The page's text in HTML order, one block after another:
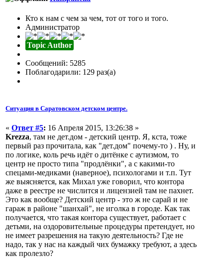
Кто к нам с чем за чем, тот от того и того.
Администратор
Topic Author
Сообщений: 5285
Поблагодарили: 129 раз(а)
Ситуация в Саратовском детском центре.
« Ответ #5: 16 Апреля 2015, 13:26:38 »
Krezza, там не дет.дом - детский центр. Я, кста, тоже
первый раз прочитала, как "дет.дом" почему-то ) . Ну, и
по логике, коль речь идёт о дитёнке с аутизмом, то
центр не просто типа "продлёнки", а с какими-то
спецами-медиками (наверное), психологами и т.п. Тут
же выясняется, как Михал уже говорил, что контора
даже в реестре не числится и лицензией там не пахнет.
Это как вообще? Детский центр - это ж не сарай и не
гараж в районе "шанхай", не иголка в городе. Как так
получается, что такая контора существует, работает с
детьми, на оздоровительные процедуры претендует, но
не имеет разрешения на такую деятельность? Где не
надо, так у нас на каждый чих бумажку требуют, а здесь
как пролезло?